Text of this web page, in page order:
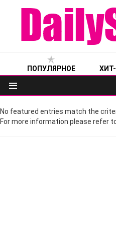
ПОПУЛЯРНОЕ
Меню
No featured entries match the
For more information please refer